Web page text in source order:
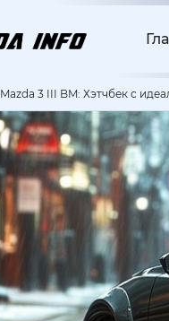
Mazda 3 III BM: Хэтчбек с